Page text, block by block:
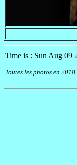
Time is : Sun Aug 09
Toutes les photos en 2018